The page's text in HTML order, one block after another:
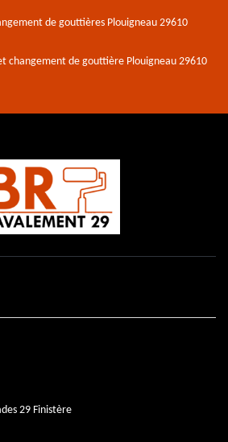
de gouttières Plouigneau 29610
changement de gouttière Plouigneau 29610
29 Finistère